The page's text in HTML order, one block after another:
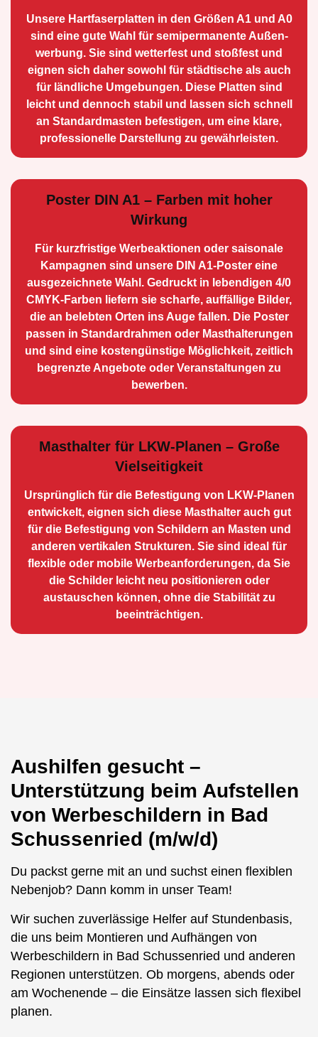
Unsere Hartfaserplatten in den Größen A1 und A0
sind eine gute Wahl für semiperma­nente Außen­
werbung. Sie sind wetterfest und stoßfest und
eignen sich daher sowohl für städtische als auch
für ländliche Umge­bungen. Diese Platten sind
leicht und dennoch stabil und lassen sich schnell
an Standard­masten befestigen, um eine klare,
professionelle Darstellung zu gewährleisten.
Poster DIN A1 – Farben mit hoher
Wirkung
Für kurzfristige Werbe­aktionen oder saisonale
Kampagnen sind unsere DIN A1-Poster eine
ausge­zeichnete Wahl. Gedruckt in lebendigen 4/0
CMYK-Farben liefern sie scharfe, auffällige Bilder,
die an belebten Orten ins Auge fallen. Die Poster
passen in Standardrahmen oder Masthalterungen
und sind eine kostengünstige Möglichkeit, zeitlich
begrenzte Angebote oder Veranstaltungen zu
bewerben.
Masthalter für LKW-Planen – Große
Vielseitigkeit
Ursprünglich für die Be­festigung von LKW-Planen
entwickelt, eignen sich diese Masthalter auch gut
für die Befestigung von Schildern an Masten und
anderen vertikalen Strukturen. Sie sind ideal für
flexible oder mobile Werbean­forderungen, da Sie
die Schilder leicht neu positio­nieren oder
austauschen können, ohne die Stabilität zu
beeinträchtigen.
Aushilfen gesucht –
Unterstützung beim Aufstellen
von Werbeschildern in Bad
Schussenried (m/w/d)
Du packst gerne mit an und suchst einen flexiblen
Nebenjob? Dann komm in unser Team!
Wir suchen zuverlässige Helfer auf Stundenbasis,
die uns beim Montieren und Aufhängen von
Werbeschildern in Bad Schussenried und anderen
Regionen unterstützen. Ob morgens, abends oder
am Wochenende – die Einsätze lassen sich flexibel
planen.